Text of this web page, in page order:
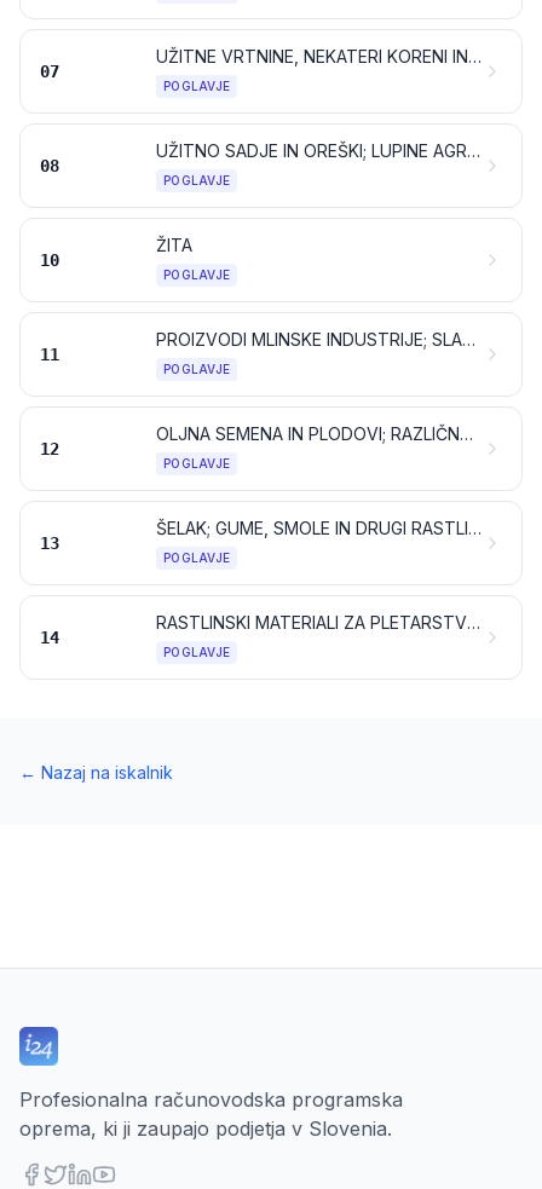
07
UŽITNE VRTNINE, NEKATERI KORENI IN GOMOLJI
POGLAVJE
08
UŽITNO SADJE IN OREŠKI; LUPINE AGRUMOV ALI MELON
POGLAVJE
10
ŽITA
POGLAVJE
11
PROIZVODI MLINSKE INDUSTRIJE; SLAD; ŠKROB; INULIN; PŠENIČNI GLUTEN
POGLAVJE
12
OLJNA SEMENA IN PLODOVI; RAZLIČNA ZRNA, SEMENA IN PLODOVI; INDUSTRIJSKE ALI ZDRAVILNE RASTLINE; SLAMA IN KRMA
POGLAVJE
13
ŠELAK; GUME, SMOLE IN DRUGI RASTLINSKI SOKOVI IN EKSTRAKTI
POGLAVJE
14
RASTLINSKI MATERIALI ZA PLETARSTVO; RASTLINSKI PROIZVODI, KI NISO NAVEDENI ALI ZAJETI NA DRUGEM MESTU
POGLAVJE
← Nazaj na iskalnik
Profesionalna računovodska programska
oprema, ki ji zaupajo podjetja v Slovenia.